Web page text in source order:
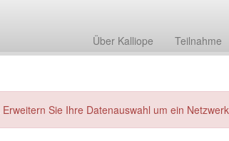
Über Kalliope Teilnahme
Erweitern Sie Ihre Datenauswahl um ein